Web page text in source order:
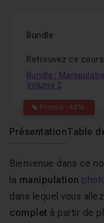
Bundle
Retrouvez ce
Promo -48%
Bundle :
Volume 2
PrésentationTable
Bienvenue dans ce
la manipulation
dans lequel vous
complet à partir de